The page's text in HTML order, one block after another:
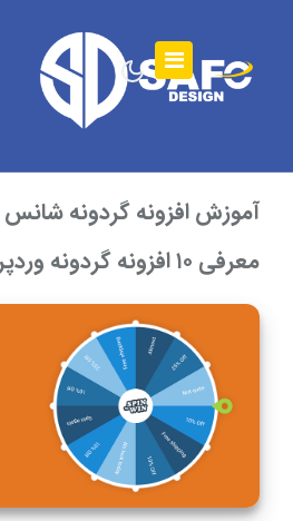
آموزش افزونه گردونه
معرفی ۱۰ افزونه گردونه وردپرس